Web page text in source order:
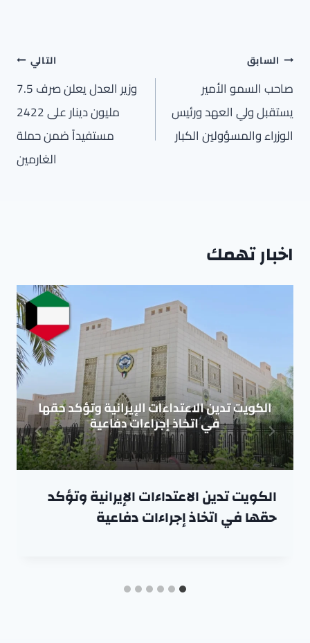
تصفّح
المقالات
السابق
صاحب السمو الأمير
يستقبل ولي العهد ورئيس
الوزراء والمسؤولين الكبار
التالي
وزير العدل يعلن صرف 7.5
مليون دينار على 2422
مستفيداً ضمن حملة
الغارمين
اخبار تهمك
الكويت تدين الاعتداءات الإيرانية وتؤكد
حقها في اتخاذ إجراءات دفاعية